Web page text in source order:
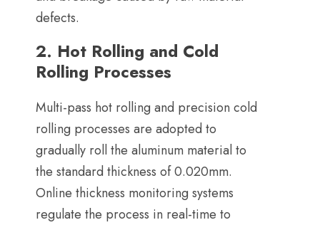
defects.
2. Hot Rolling and Cold
Rolling Processes
Multi-pass hot rolling and precision cold
rolling processes are adopted to
gradually roll the aluminum material to
the standard thickness of 0.020mm.
Online thickness monitoring systems
regulate the process in real-time to